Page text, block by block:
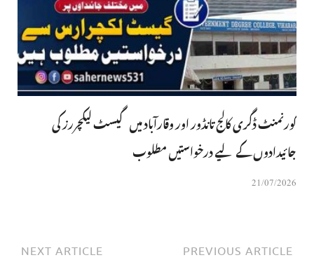
گورنمنٹ ڈگری کالج تانڈور اور وقارآباد میں گیسٹ لیکچررز کی
جائیدادوں کے لیے درخواستیں مطلوب
21/07/2026
PREVIOUS ARTICLE
NEXT ARTICLE